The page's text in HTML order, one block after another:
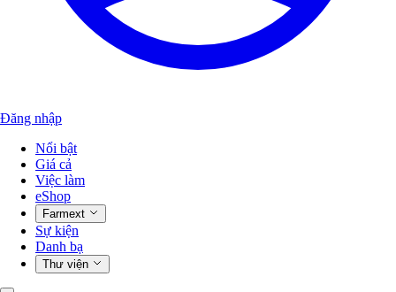
Đăng nhập
Nổi bật
Giá cả
Việc làm
eShop
Farmext
Sự kiện
Danh bạ
Thư viện